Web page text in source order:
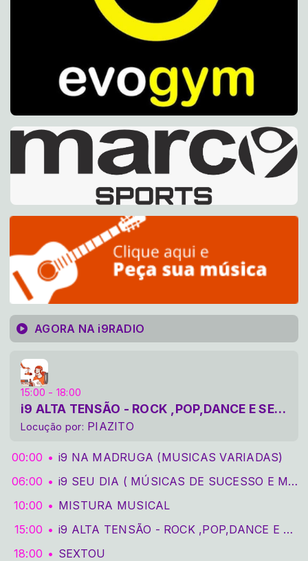
AGORA NA i9RADIO
15:00 - 18:00
i9 ALTA TENSÃO - ROCK ,POP,DANCE E SERTANEJA
Locução por: PIAZITO
00:00
i9 NA MADRUGA (MUSICAS VARIADAS)
06:00
i9 SEU DIA ( MÚSICAS DE SUCESSO E MUITA ENERGIA POSITIVA)
10:00
MISTURA MUSICAL
15:00
i9 ALTA TENSÃO - ROCK ,POP,DANCE E SERTANEJA
18:00
SEXTOU